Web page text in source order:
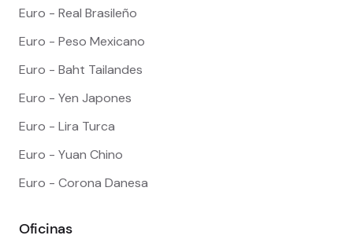
Euro - Real Brasileño
Euro - Peso Mexicano
Euro - Baht Tailandes
Euro - Yen Japones
Euro - Lira Turca
Euro - Yuan Chino
Euro - Corona Danesa
Oficinas